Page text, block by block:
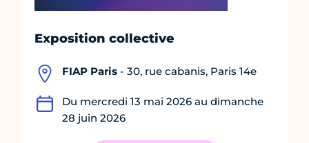
Exposition collective
FIAP Paris - 30, rue cabanis, Paris 14e
Du mercredi 13 mai 2026 au dimanche
28 juin 2026